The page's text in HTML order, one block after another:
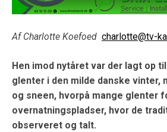
Af Charlotte Koefoed charlotte@tv-
Hen imod nytåret var der lagt op
glenter i den milde danske vinter,
og sneen, hvorpå mange glenter
overnatningspladser, hvor de
observeret og talt.